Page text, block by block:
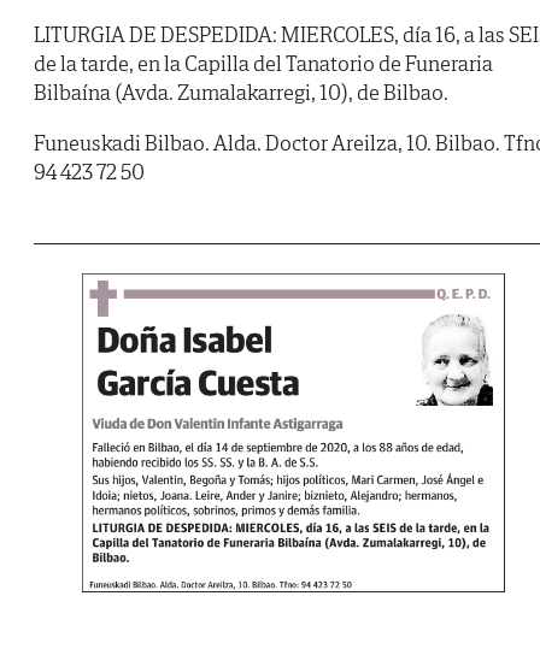
LITURGIA DE DESPEDIDA: MIERCOLES, día 16, a las
de la tarde, en la Capilla del Tanatorio de Funeraria
Bilbaína (Avda. Zumalakarregi, 10), de Bilbao.
Funeuskadi Bilbao. Alda. Doctor Areilza, 10. Bilbao.
94 423 72 50